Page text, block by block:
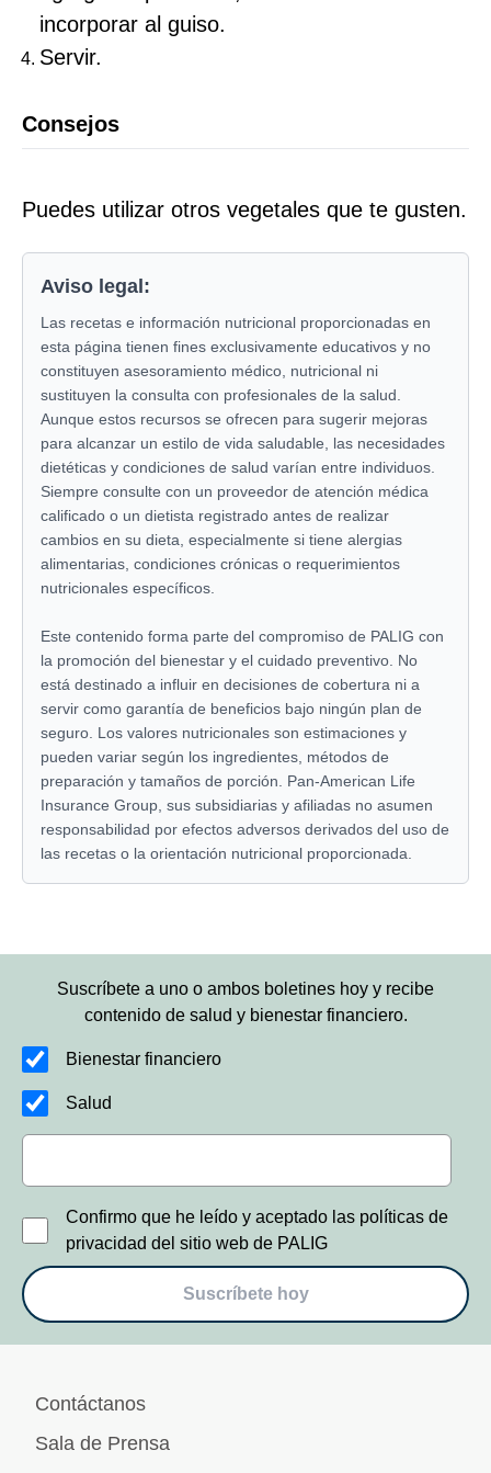
incorporar al guiso.
Servir.
Consejos
Puedes utilizar otros vegetales que te gusten.
Aviso legal:
Las recetas e información nutricional proporcionadas en
esta página tienen fines exclusivamente educativos y no
constituyen asesoramiento médico, nutricional ni
sustituyen la consulta con profesionales de la salud.
Aunque estos recursos se ofrecen para sugerir mejoras
para alcanzar un estilo de vida saludable, las necesidades
dietéticas y condiciones de salud varían entre individuos.
Siempre consulte con un proveedor de atención médica
calificado o un dietista registrado antes de realizar
cambios en su dieta, especialmente si tiene alergias
alimentarias, condiciones crónicas o requerimientos
nutricionales específicos.
Este contenido forma parte del compromiso de PALIG con
la promoción del bienestar y el cuidado preventivo. No
está destinado a influir en decisiones de cobertura ni a
servir como garantía de beneficios bajo ningún plan de
seguro. Los valores nutricionales son estimaciones y
pueden variar según los ingredientes, métodos de
preparación y tamaños de porción. Pan-American Life
Insurance Group, sus subsidiarias y afiliadas no asumen
responsabilidad por efectos adversos derivados del uso de
las recetas o la orientación nutricional proporcionada.
Suscríbete a uno o ambos boletines hoy y recibe
contenido de salud y bienestar financiero.
Bienestar financiero
Salud
Confirmo que he leído y aceptado las políticas de
privacidad del sitio web de PALIG
Suscríbete hoy
Contáctanos
Sala de Prensa